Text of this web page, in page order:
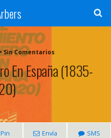
Sin Comentarios
En España (1835-
Pin Envía SMS